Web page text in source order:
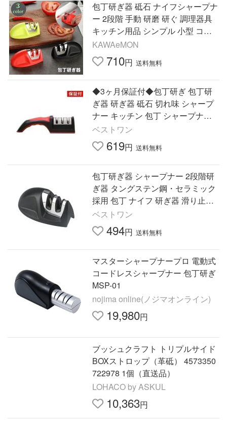
包丁研ぎ器 砥石 ナイフシャープナ
ー 2段階 手動 研磨 研ぐ 調理器具
キッチン用品 シンプル 小型 コン
パクト 滑り止め メンテナンス 簡
単 便利
KAWAeMON
710円 送料無料
◆3ヶ月保証付◆包丁研ぎ 包丁研
ぎ器 研ぎ器 砥石 切れ味 シャープ
ナー キッチン 包丁 シャープナー
ナイフ 研ぎ器 送料無料 ((S
ベストワン
619円 送料無料
包丁研ぎ器 シャープナー 2段階研
ぎ器 タングステン鋼・セラミック
採用 包丁 ナイフ 研ぎ器 滑り止め
付き コンパクト設計 ((S
ベストワン
494円 送料無料
マスターシャープナープロ 電動式
コードレスシャープナー 包丁研ぎ
MSP-01
nojima online(ノジマオンライン)
19,980円
ブッシュクラフト トリプルサイド
BOXストロップ（革砥） 4573350
722978 1個（直送品）
LOHACO by ASKUL
10,363円